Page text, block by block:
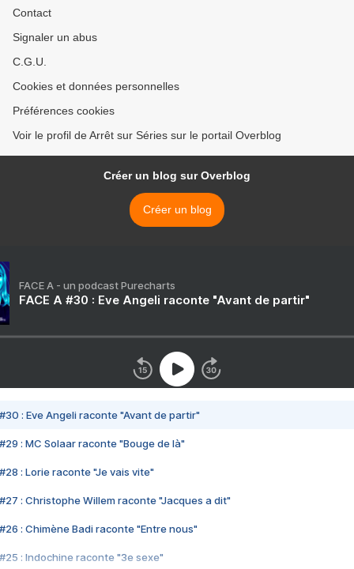
Contact
Signaler un abus
C.G.U.
Cookies et données personnelles
Préférences cookies
Voir le profil de Arrêt sur Séries sur le portail Overblog
Créer un blog sur Overblog
Créer un blog
FACE A - un podcast Purecharts
FACE A #30 : Eve Angeli raconte "Avant de partir"
#30 : Eve Angeli raconte "Avant de partir"
#29 : MC Solaar raconte "Bouge de là"
#28 : Lorie raconte "Je vais vite"
#27 : Christophe Willem raconte "Jacques a dit"
#26 : Chimène Badi raconte "Entre nous"
#25 : Indochine raconte "3e sexe"